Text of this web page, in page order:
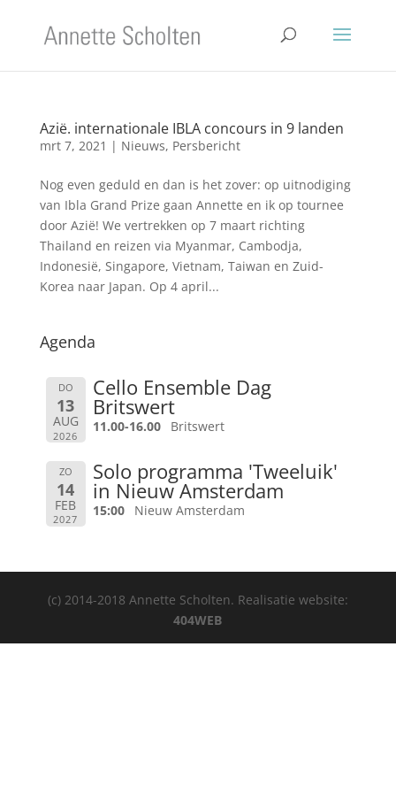
Azië. internationale IBLA concours in 9 landen
mrt 7, 2021 | Nieuws, Persbericht
Nog even geduld en dan is het zover: op uitnodiging
van Ibla Grand Prize gaan Annette en ik op tournee
door Azië! We vertrekken op 7 maart richting
Thailand en reizen via Myanmar, Cambodja,
Indonesië, Singapore, Vietnam, Taiwan en Zuid-
Korea naar Japan. Op 4 april...
Agenda
DO
13
AUG
2026
Cello Ensemble Dag
Britswert
11.00-16.00 Britswert
ZO
14
FEB
2027
Solo programma 'Tweeluik'
in Nieuw Amsterdam
15:00 Nieuw Amsterdam
(c) 2014-2018 Annette Scholten. Realisatie website:
404WEB